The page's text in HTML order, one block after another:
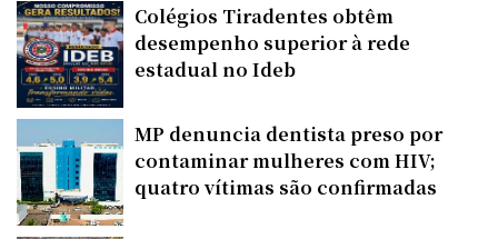
Colégios Tiradentes obtêm
desempenho superior à rede
estadual no Ideb
MP denuncia dentista preso por
contaminar mulheres com HIV;
quatro vítimas são confirmadas